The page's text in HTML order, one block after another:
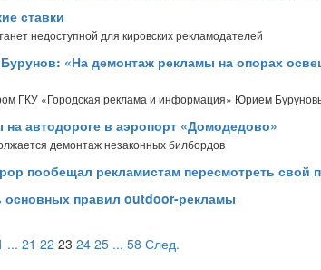
ставки
недоступной для кировских рекламодателей
«На демонтаж рекламы на опорах
ГКУ «Городская реклама и информация» Юрием
на автодороге в аэропорт «Домодедово»
демонтаж незаконных билбордов
пообещал рекламистам пересмотреть
основных правил outdoor-рекламы
... 21 22 23 24 25 ... 58 След.